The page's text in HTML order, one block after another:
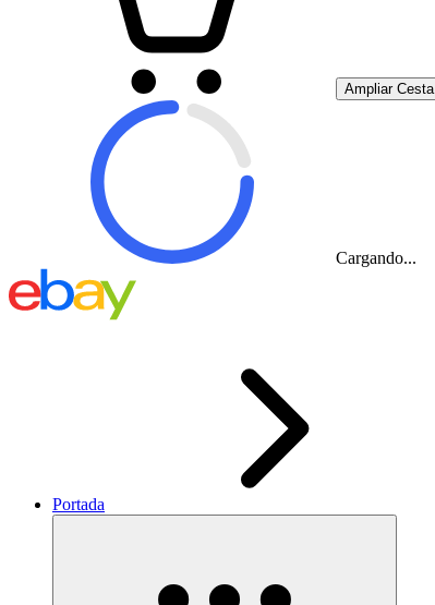
Ampliar Cesta
Cargando...
Portada